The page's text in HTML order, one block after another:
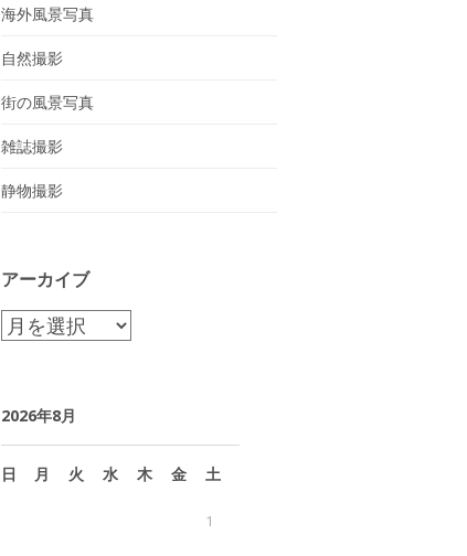
海外風景写真
自然撮影
街の風景写真
雑誌撮影
静物撮影
アーカイブ
ア
イ
ブ
2026年8月
日 月 火 水 木 金 土
1